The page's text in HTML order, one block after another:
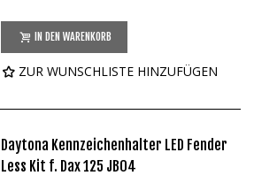
IN DEN WARENKORB
ZUR WUNSCHLISTE HINZUFÜGEN
Daytona Kennzeichenhalter LED Fender
Less Kit f. Dax 125 JB04